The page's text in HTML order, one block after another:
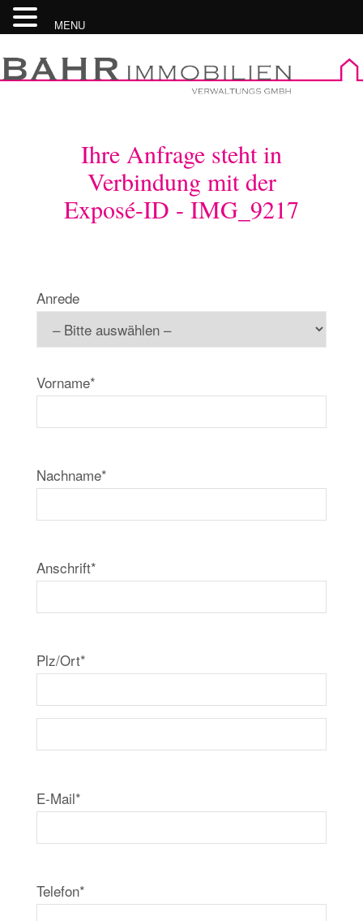
to
content
Ihre Anfrage steht in
Verbindung mit der
Exposé-ID - IMG_9217
Anrede
Vorname*
Nachname*
Anschrift*
Plz/Ort*
E-Mail*
Telefon*
MENU